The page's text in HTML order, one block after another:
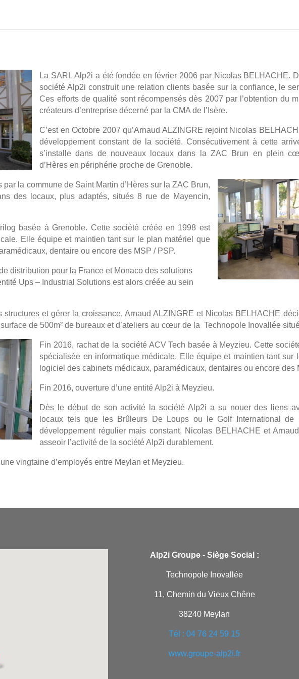
La SARL Alp2i a été fondée en février 2006 par Nicolas BELHACHE.
société Alp2i construit une relation clients basée sur la confiance, le
Ces efforts de qualité sont récompensés dès 2007 par l’obtention du
créateurs d’entreprise décerné par la CMA de l’Isère.
C’est en Octobre 2007 qu’Arnaud ALZINGRE rejoint Nicolas
développement constant de la société. Consécutivement à cette
s’installe dans de nouveaux locaux dans la ZAC Brun en plein
d’Hères en périphérie proche de Grenoble.
la commune de Saint Martin d’Hères sur la ZAC Brun,
des locaux, plus adaptés, situés 8 rue de Mayencin,
basée à Grenoble. Cette société créée en 1998 est
Elle équipe et maintien tant sur le plan matériel que
dentaire ou encore des MSP / PSP.
distribution pour la France et Monaco des solutions
Ups – Industrial Solutions est alors créée au sein
structures et gérer la croissance, Arnaud ALZINGRE et Nicolas BELHACHE
de 500m² de bureaux et d’ateliers au cœur de la Technopole Inovallée
Fin 2016, rachat de la société ACV Tech basée à Meyzieu. Cette
spécialisée en informatique médicale. Elle équipe et maintien tant sur
logiciel des cabinets médicaux, paramédicaux, dentaires ou encore des
Fin 2016, ouverture d’une entité Alp2i à Meyzieu.
Dès le début de son activité la société Alp2i a su nouer des liens
locaux tels que les Brûleurs De Loups ou le Golf International de
développement régulier mais constant, Nicolas BELHACHE et
asseoir l’activité de la société Alp2i durablement.
vingtaine d’employés entre Meylan et Meyzieu.
Alp2i Groupe - Siège Social :
Technopole Inovallée
11, Chemin du Vieux Chêne
38240 Meylan
Tél : 04 76 24 59 15
www.groupe-alp2i.fr